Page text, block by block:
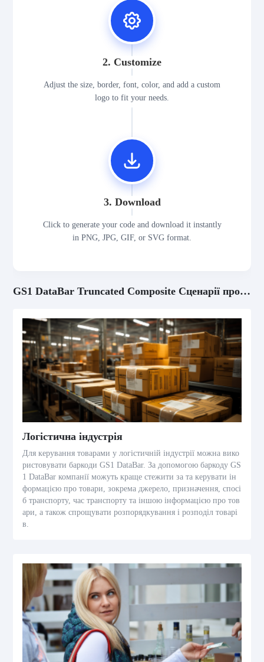
2. Customize
Adjust the size, border, font, color, and add a custom
logo to fit your needs.
3. Download
Click to generate your code and download it instantly
in PNG, JPG, GIF, or SVG format.
GS1 DataBar Truncated Composite Сценарії програм
Логістична індустрія
Для керування товарами у логістичній індустрії можна вико
ристовувати баркоди GS1 DataBar. За допомогою баркоду GS
1 DataBar компанії можуть краще стежити за та керувати ін
формацією про товари, зокрема джерело, призначення, спосі
б транспорту, час транспорту та іншою інформацією про тов
ари, а також спрощувати розпорядкування і розподіл товарі
в.